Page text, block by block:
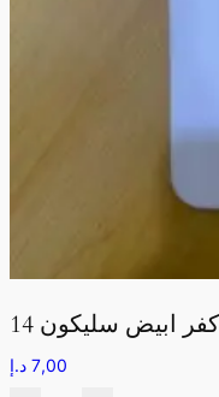
7,00 د.إ